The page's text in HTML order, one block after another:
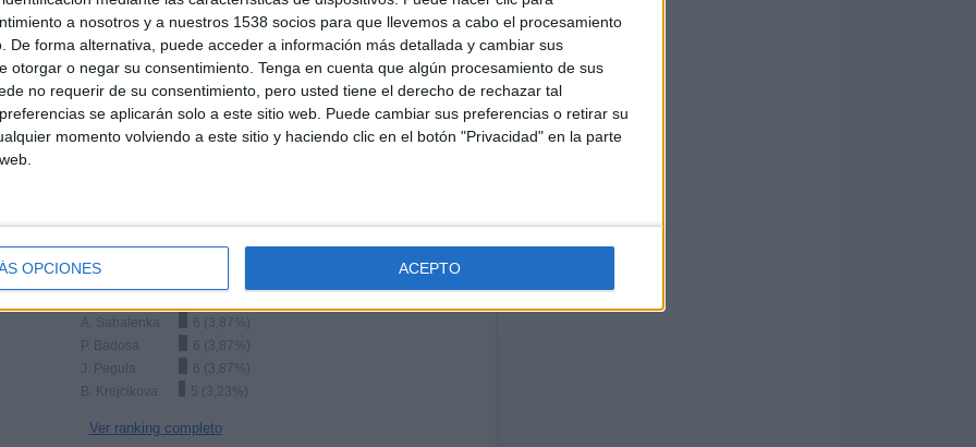
a nosotros y a nuestros 1538 socios para que llevemos a cabo el procesamiento
De forma alternativa, puede acceder a información más detallada y cambiar sus
otorgar o negar su consentimiento. Tenga en cuenta que algún procesamiento de sus
no requerir de su consentimiento, pero usted tiene el derecho de rechazar tal
se aplicarán solo a este sitio web. Puede cambiar sus preferencias o retirar su
momento volviendo a este sitio y haciendo clic en el botón "Privacidad" en la parte
OPCIONES ACEPTO
Ranking equipos por nº de partidos en abierto
Ver ranking completo
A. Sabalenka
6 (3,87%)
P. Badosa
6 (3,87%)
J. Pegula
6 (3,87%)
B. Krejcikova
5 (3,23%)
Ver ranking completo